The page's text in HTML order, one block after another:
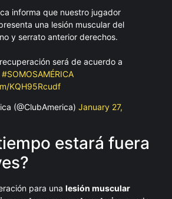
informa que nuestro jugador
una lesión muscular del
y serrato anterior derechos.
será de acuerdo a
#SOMOSAMÉRICA
KQH95Rcudf
(@ClubAmerica) January 27,
estará fuera
para una lesión muscular